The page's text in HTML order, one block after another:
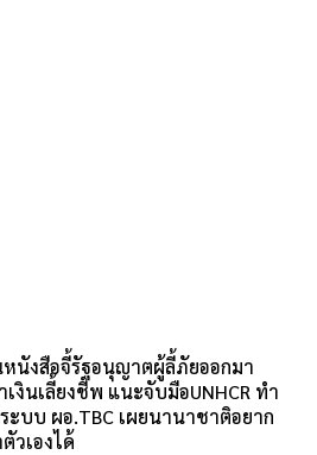
นังสือจี้รัฐอนุญาตผู้ลี้ภัยออกมา
นเลี้ยงชีพ แนะจับมือUNHCR ทำ
บบ ผอ.TBC เผยนานาชาติอยาก
วเองได้